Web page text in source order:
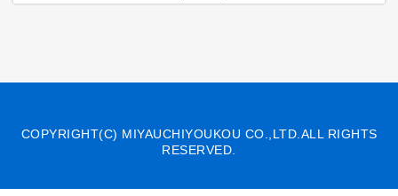
COPYRIGHT(C) MIYAUCHIYOUKOU CO.,LTD.ALL RIGHTS
RESERVED.